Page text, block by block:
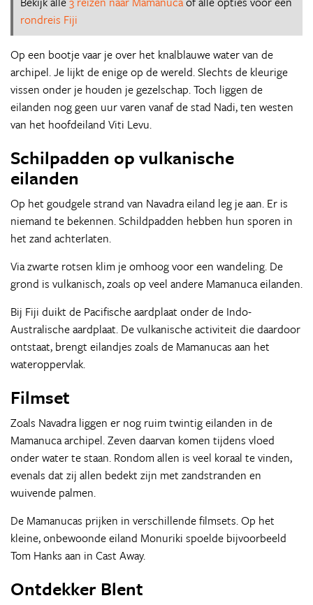
rondreis Fiji
Op een bootje vaar je over het knalblauwe water van de
archipel. Je lijkt de enige op de wereld. Slechts de kleurige
vissen onder je houden je gezelschap. Toch liggen de
eilanden nog geen uur varen vanaf de stad Nadi, ten westen
van het hoofdeiland Viti Levu.
Schilpadden op vulkanische
eilanden
Op het goudgele strand van Navadra eiland leg je aan. Er is
niemand te bekennen. Schildpadden hebben hun sporen in
het zand achterlaten.
Via zwarte rotsen klim je omhoog voor een wandeling. De
grond is vulkanisch, zoals op veel andere Mamanuca eilanden.
Bij Fiji duikt de Pacifische aardplaat onder de Indo-
Australische aardplaat. De vulkanische activiteit die daardoor
ontstaat, brengt eilandjes zoals de Mamanucas aan het
wateroppervlak.
Filmset
Zoals Navadra liggen er nog ruim twintig eilanden in de
Mamanuca archipel. Zeven daarvan komen tijdens vloed
onder water te staan. Rondom allen is veel koraal te vinden,
evenals dat zij allen bedekt zijn met zandstranden en
wuivende palmen.
De Mamanucas prijken in verschillende filmsets. Op het
kleine, onbewoonde eiland Monuriki spoelde bijvoorbeeld
Tom Hanks aan in Cast Away.
Ontdekker Blent